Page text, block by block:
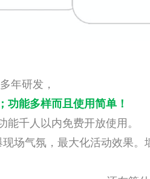
年研发，
； 功能多样而且使用简单！
能千人以内免费开放使用。
场气氛，最大化活动效果。